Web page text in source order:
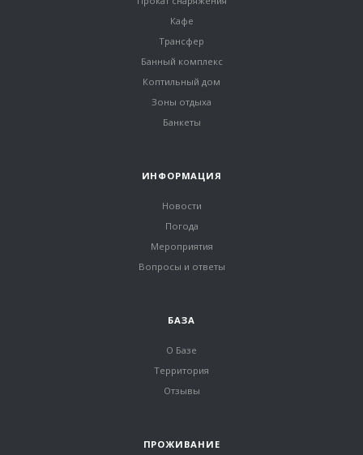
Кафе
Трансфер
Банный комплекс
Коптильный дом
Зоны отдыха
Банкеты
ИНФОРМАЦИЯ
Новости
Погода
Мероприятия
Вопросы и ответы
БАЗА
О Базе
Территория
Отзывы
ПРОЖИВАНИЕ